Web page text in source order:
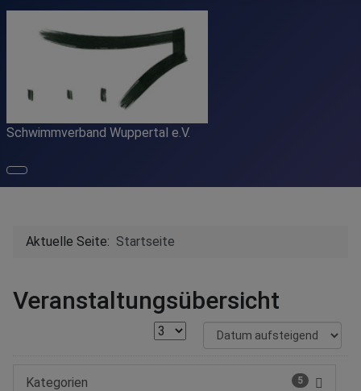
Schwimmverband Wuppertal e.V.
Aktuelle Seite: Startseite
Veranstaltungsübersicht
Kategorien 5